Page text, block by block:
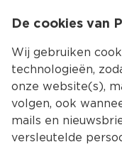
De cookies van
Wij gebruiken
technologieën,
onze website(s),
volgen, ook
mails en
versleutelde